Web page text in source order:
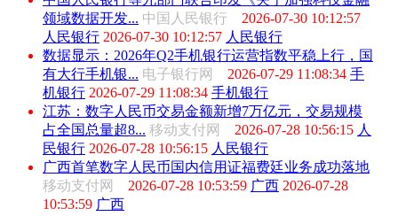
领域数据开发... 中国人民银行 2026-07-30 10:12:57
人民银行 2026-07-30 10:12:57 人民银行
数据显示：2026年Q2手机银行运营指数平稳上行，国
有大行手机银... 电子银行网 2026-07-29 11:08:34 手
机银行 2026-07-29 11:08:34 手机银行
江苏：数字人民币交易金额新增7万亿元，交易规模
占全国总量超8... 移动支付网 2026-07-28 10:56:15 人
民银行 2026-07-28 10:56:15 人民银行
广西首笔数字人民币国内信用证福费廷业务成功落地
移动支付网 2026-07-28 10:53:59 广西 2026-07-28
10:53:59 广西